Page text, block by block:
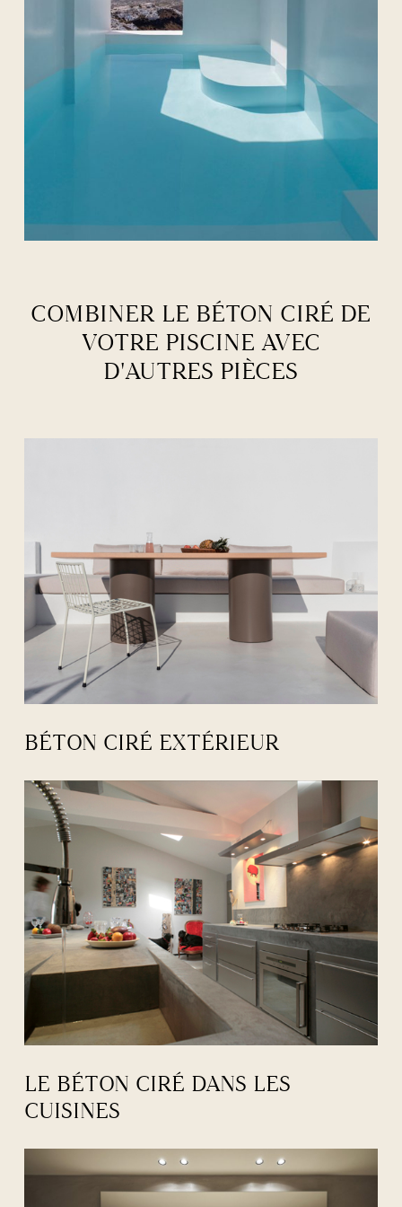
COMBINER LE BÉTON CIRÉ DE
VOTRE PISCINE AVEC
D'AUTRES PIÈCES
BÉTON CIRÉ EXTÉRIEUR
LE BÉTON CIRÉ DANS LES
CUISINES